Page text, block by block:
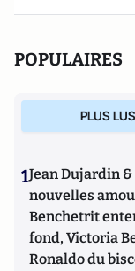
POPULAIRES
PLUS LUS
1Jean Dujardin
nouvelles
Benchetrit
fond, Victoria
Ronaldo du